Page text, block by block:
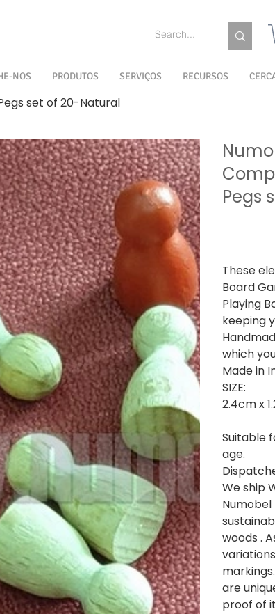
RECURSOS
SERVIÇOS
PRODUTOS
NOS
set of 20-Natural
Pegs
These
Board
Playing
keeping
which
Made in
SIZE:
2.4cm x
Suitable
age.
We ship
woods .
are
proof of